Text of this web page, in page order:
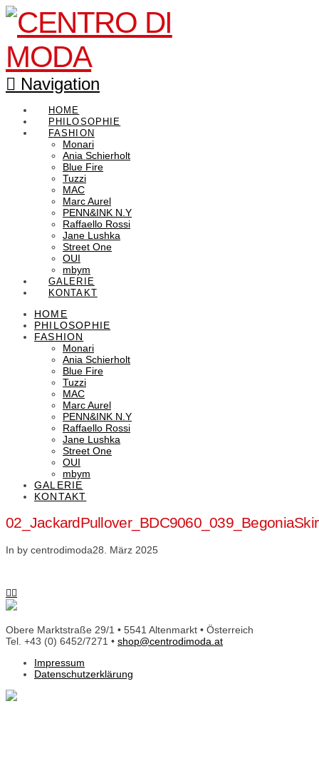
Navigation
HOME
PHILOSOPHIE
FASHION
Monari
Ania Schierholt
Blue Fire
Tuzzi
MAC
Marc Aurel
PENN&INK N.Y
Raffaello Rossi
Jane Lushka
Street One
OUI
mbym
GALERIE
KONTAKT
HOME
PHILOSOPHIE
FASHION
Monari
Ania Schierholt
Blue Fire
Tuzzi
MAC
Marc Aurel
PENN&INK N.Y
Raffaello Rossi
Jane Lushka
Street One
OUI
mbym
GALERIE
KONTAKT
In by centrodimoda28. März 2025
Obere Marktstraße 29/1 • 5541 Altenmarkt • Österreich
Tel. +43 (0) 6452/7271 • shop@centrodimoda.at
Impressum
Datenschutzerklärung